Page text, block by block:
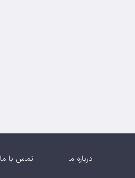
درباره ما تماس با ما